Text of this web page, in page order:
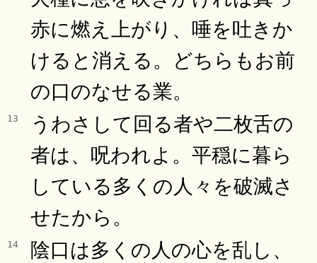
赤に燃え上がり、唾を吐きか
けると消える。どちらもお前
の口のなせる業。
13
うわさして回る者や二枚舌の
者は、呪われよ。平穏に暮ら
している多くの人々を破滅さ
せたから。
14
陰口は多くの人の心を乱し、